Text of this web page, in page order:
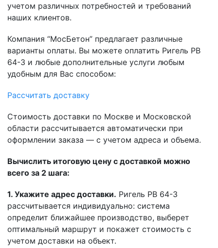
учетом различных потребностей и требований
наших клиентов.
Компания “МосБетон” предлагает различные
варианты оплаты. Вы можете оплатить Ригель РВ
64-3 и любые дополнительные услуги любым
удобным для Вас способом:
Рассчитать доставку
Стоимость доставки по Москве и Московской
области рассчитывается автоматически при
оформлении заказа — с учетом адреса и объема.
Вычислить итоговую цену с доставкой можно
всего за 2 шага:
1. Укажите адрес доставки. Ригель РВ 64-3
рассчитывается индивидуально: система
определит ближайшее производство, выберет
оптимальный маршрут и покажет стоимость с
учетом доставки на объект.